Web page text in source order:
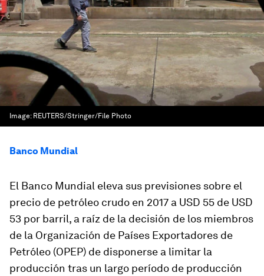
Image: REUTERS/Stringer/File Photo
Banco Mundial
El Banco Mundial eleva sus previsiones sobre el
precio de petróleo crudo en 2017 a USD 55 de USD
53 por barril, a raíz de la decisión de los miembros
de la Organización de Países Exportadores de
Petróleo (OPEP) de disponerse a limitar la
producción tras un largo período de producción